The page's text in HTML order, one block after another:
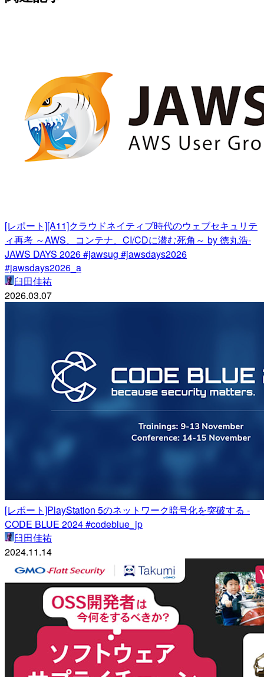
[レポート][A11]クラウドネイティブ時代のウェブセキュリテ
ィ再考 ～AWS、コンテナ、CI/CDに潜む死角～ by 徳丸浩-
JAWS DAYS 2026 #jawsug #jawsdays2026
#jawsdays2026_a
臼田佳祐
2026.03.07
[レポート]PlayStation 5のネットワーク暗号化を突破する -
CODE BLUE 2024 #codeblue_jp
臼田佳祐
2024.11.14